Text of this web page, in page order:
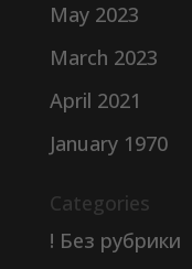
May 2023
March 2023
April 2021
January 1970
Categories
! Без рубрики